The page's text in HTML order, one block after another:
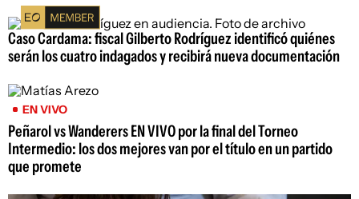
Caso Cardama: fiscal Gilberto Rodríguez identificó quiénes
serán los cuatro indagados y recibirá nueva documentación
EN VIVO
Peñarol vs Wanderers EN VIVO por la final del Torneo
Intermedio: los dos mejores van por el título en un partido
que promete